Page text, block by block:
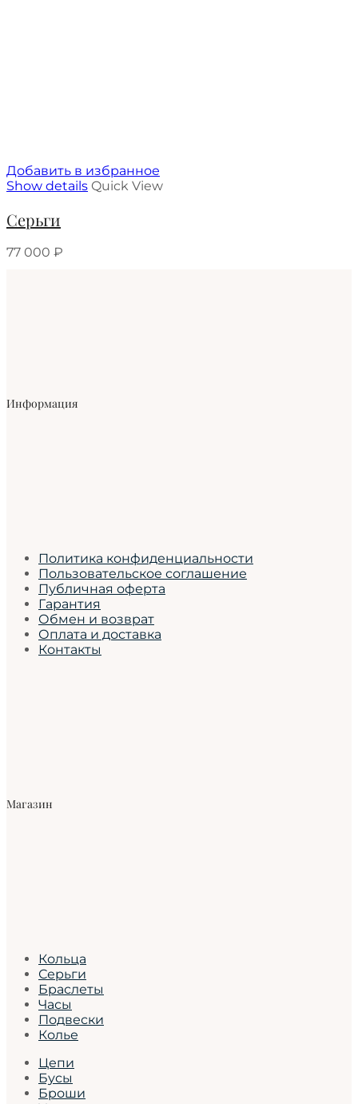
Добавить в избранное
Show details Quick View
Серьги
77 000 ₽
Информация
Политика конфиденциальности
Пользовательское соглашение
Публичная оферта
Гарантия
Обмен и возврат
Оплата и доставка
Контакты
Магазин
Кольца
Серьги
Браслеты
Часы
Подвески
Колье
Цепи
Бусы
Броши